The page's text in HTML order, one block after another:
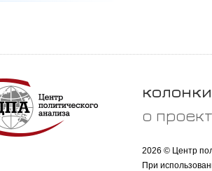
колонки
о
2026 © Центр
При